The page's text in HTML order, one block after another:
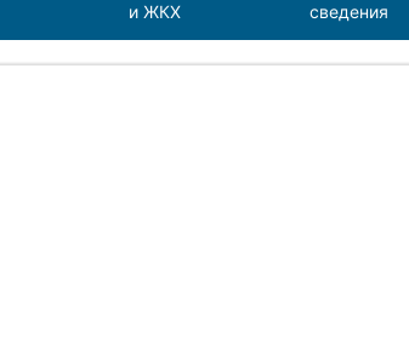
и ЖКХ
сведения